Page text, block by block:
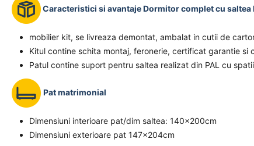
Caracteristici si avantaje Dormitor complet cu saltea
mobilier kit, se livreaza demontat, ambalat in cutii de
Kitul contine schita montaj, feronerie, certificat garantie si
Patul contine suport pentru saltea realizat din PAL cu
Pat matrimonial
Dimensiuni interioare pat/dim saltea: 140x200cm
Dimensiuni exterioare pat 147x204cm